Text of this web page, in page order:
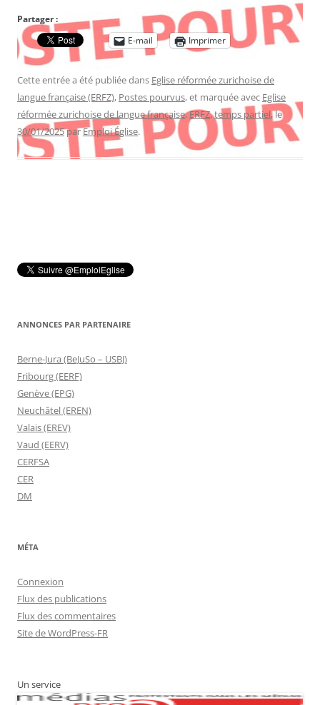
Partager :
E-mail
Imprimer
Cette entrée a été publiée dans Eglise réformée zurichoise de
langue française (ERFZ), Postes pourvus, et marquée avec Eglise
réformée zurichoise de langue française,ERFZ,temps partiel, le
30/01/2025parEmploi Église.
ANNONCES PAR PARTENAIRE
Berne-Jura (BeJuSo – USBJ)
Fribourg (EERF)
Genève (EPG)
Neuchâtel (EREN)
Valais (EREV)
Vaud (EERV)
CERFSA
CER
DM
MÉTA
Connexion
Flux des publications
Flux des commentaires
Site de WordPress-FR
Un service